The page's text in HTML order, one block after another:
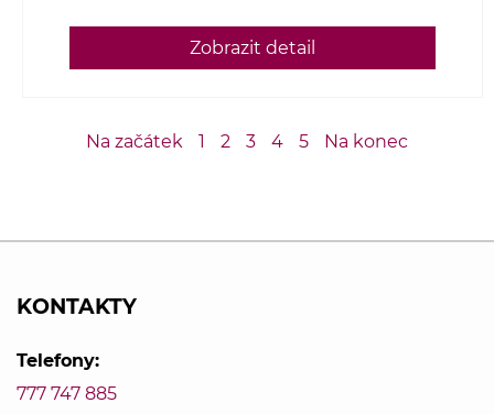
Zobrazit detail
Na začátek 1 2 3 4 5 Na konec
KONTAKTY
Telefony:
777 747 885